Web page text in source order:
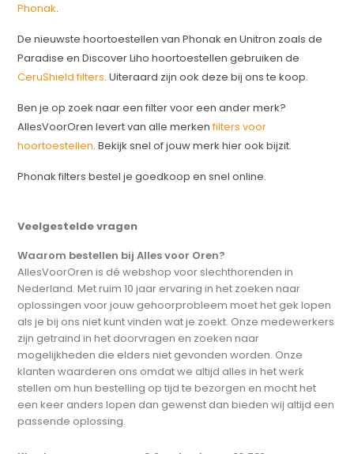
Phonak.
De nieuwste hoortoestellen van Phonak en Unitron zoals de
Paradise en Discover Liho hoortoestellen gebruiken de
CeruShield filters. Uiteraard zijn ook deze bij ons te koop.
Ben je op zoek naar een filter voor een ander merk?
AllesVoorOren levert van alle merkenfilters voor
hoortoestellen. Bekijk snel of jouw merk hier ook bijzit.
Phonak filters bestel je goedkoop en snel online.
Veelgestelde vragen
Waarom bestellen bij Alles voor Oren?
AllesVoorOren is dé webshop voor slechthorenden in
Nederland. Met ruim 10 jaar ervaring in het zoeken naar
oplossingen voor jouw gehoorprobleem moet het gek lopen
als je bij ons niet kunt vinden wat je zoekt. Onze medewerkers
zijn getraind in het doorvragen en zoeken naar
mogelijkheden die elders niet gevonden worden. Onze
klanten waarderen ons omdat we altijd alles in het werk
stellen om hun bestelling op tijd te bezorgen en mocht het
een keer anders lopen dan gewenst dan bieden wij altijd een
passende oplossing.